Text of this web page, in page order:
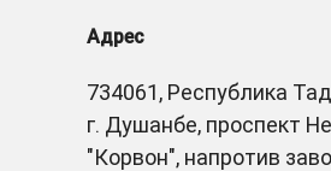
Адрес
734061, Республика
г. Душанбе, проспект
"Корвон", напротив